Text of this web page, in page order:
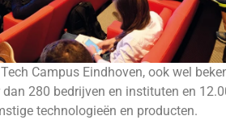
Campus Eindhoven, ook wel
280 bedrijven en instituten en
technologieën en producten.